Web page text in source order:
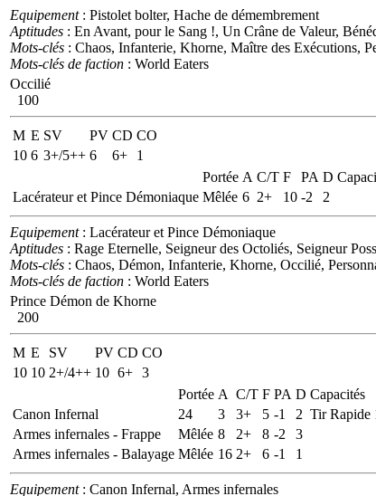
Equipement: Pistolet bolter, Hache de démembrement
Aptitudes : En Avant, pour le Sang !, Un Crâne de Valeur,
Mots-clés : Chaos, Infanterie, Khorne, Maître des Exécutions,
Mots-clés de faction : World Eaters
Occilié
100
M E SV PV CD CO
10 6 3+/5++ 6 6+
1
Portée A C/T F PA D
Lacérateur et Pince Démoniaque Mêlée 6 2+ 10 -2 2
Equipement: Lacérateur et Pince Démoniaque
Aptitudes : Rage Eternelle, Seigneur des Octoliés, Seigneur
Mots-clés : Chaos, Démon, Infanterie, Khorne, Occilié,
Mots-clés de faction : World Eaters
Prince Démon de Khorne
200
M E SV PV CD CO
10 10 2+/4++ 10 6+ 3
Portée A C/T F PA D Capacités
Canon Infernal
24 3 3+ 5 -1 2 Tir Rapide
Armes infernales - Frappe
Mêlée 8 2+ 8 -2
3
Armes infernales - Balayage Mêlée 16 2+ 6 -1 1
Equipement: Canon Infernal, Armes infernales